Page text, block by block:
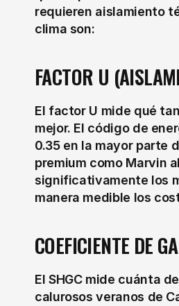
requieren aislamiento
clima son:
FACTOR U
El factor U mide qué
mejor. El código de
0.35 en la mayor parte
premium como Marvin
significativamente los
manera medible los
COEFICIENTE DE
El SHGC mide cuánta
calurosos veranos de